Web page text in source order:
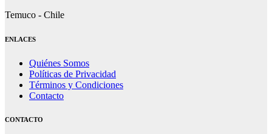
Temuco - Chile
ENLACES
Quiénes Somos
Políticas de Privacidad
Términos y Condiciones
Contacto
CONTACTO